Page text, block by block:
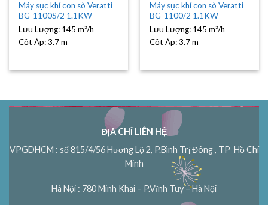
Máy sục khí con sò Veratti
BG-1100S/2 1.1KW
Lưu Lượng: 145 m³/h
Cột Áp:3.7 m
Máy sục khí con sò Veratti
BG-1100/2 1.1KW
Lưu Lượng: 145 m³/h
Cột Áp:3.7 m
ĐỊA CHỈ LIÊN HỆ
VPGDHCM : số 815/4/56 Hương Lộ 2, P.Bình Trị Đông , TP Hồ Chí
Minh
Hà Nội : 780 Minh Khai – P.Vĩnh Tuy – Hà Nội